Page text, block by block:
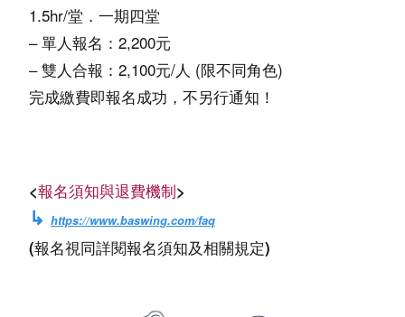
1.5hr/堂．一期四堂
– 單人報名：2,200元
– 雙人合報：2,100元/人 (限不同角色)
完成繳費即報名成功，不另行通知！
<報名須知與退費機制>
↳ https://www.baswing.com/faq
(報名視同詳閱報名須知及相關規定)